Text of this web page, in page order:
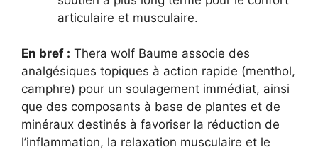
articulaire et musculaire.
En bref : Thera wolf Baume associe des
analgésiques topiques à action rapide (menthol,
camphre) pour un soulagement immédiat, ainsi
que des composants à base de plantes et de
minéraux destinés à favoriser la réduction de
l’inflammation, la relaxation musculaire et le